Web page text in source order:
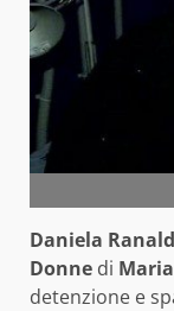
Daniela
Donne di
detenzione e